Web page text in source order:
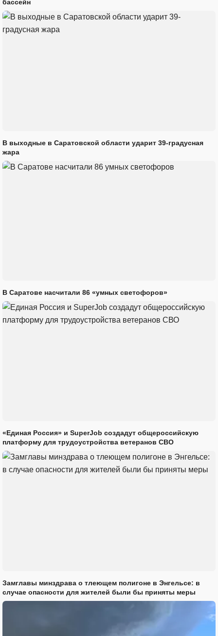
бассейн
В выходные в Саратовской области ударит 39-градусная
жара
В Саратове насчитали 86 «умных светофоров»
«Единая Россия» и SuperJob создадут общероссийскую
платформу для трудоустройства ветеранов СВО
Замглавы минздрава о тлеющем полигоне в Энгельсе: в
случае опасности для жителей были бы приняты меры